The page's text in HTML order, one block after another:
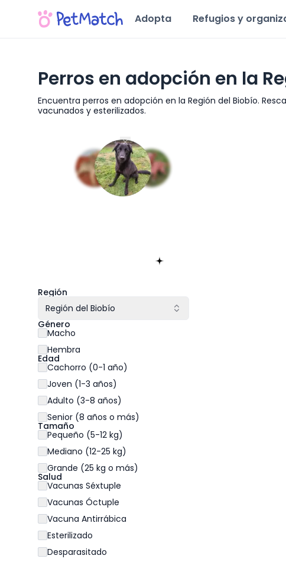
Adopta Refugios y
Perros en adopción en la
Encuentra perros en adopción en la Región del Biobío.
vacunados y esterilizados.
Región del Biobío
Región
Región del Biobío
Género
Macho
Hembra
Edad
Cachorro (0-1 año)
Joven (1-3 años)
Adulto (3-8 años)
Senior (8 años o más)
Tamaño
Pequeño (5-12 kg)
Mediano (12-25 kg)
Grande (25 kg o más)
Salud
Vacunas Séxtuple
Vacunas Óctuple
Vacuna Antirrábica
Esterilizado
Desparasitado